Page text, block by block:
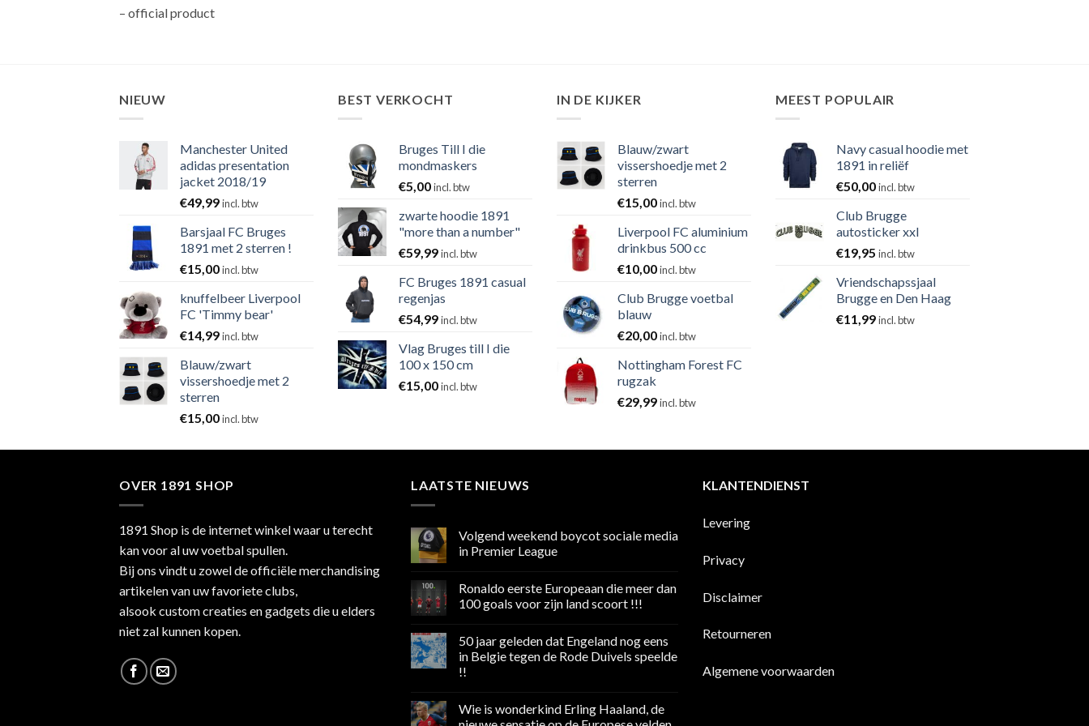
– official product
NIEUW
Manchester United
adidas presentation
jacket 2018/19
€49,99incl. btw
Barsjaal FC Bruges
1891 met 2 sterren !
€15,00incl. btw
knuffelbeer Liverpool
FC 'Timmy bear'
€14,99incl. btw
Blauw/zwart
vissershoedje met 2
sterren
€15,00incl. btw
BEST VERKOCHT
Bruges Till I die
mondmaskers
€5,00incl. btw
zwarte hoodie 1891
"more than a number"
€59,99incl. btw
FC Bruges 1891 casual
regenjas
€54,99incl. btw
Vlag Bruges till I die
100 x 150 cm
€15,00incl. btw
IN DE KIJKER
Blauw/zwart
vissershoedje met 2
sterren
€15,00incl. btw
Liverpool FC aluminium
drinkbus 500 cc
€10,00incl. btw
Club Brugge voetbal
blauw
€20,00incl. btw
Nottingham Forest FC
rugzak
€29,99incl. btw
MEEST POPULAIR
Navy casual hoodie met
1891 in reliëf
€50,00incl. btw
Club Brugge
autosticker xxl
€19,95 incl. btw
Vriendschapssjaal
Brugge en Den Haag
€11,99incl. btw
OVER 1891 SHOP
1891 Shop is de internet winkel waar u terecht
kan voor al uw voetbal spullen.
Bij ons vindt u zowel de officiële merchandising
artikelen van uw favoriete clubs,
alsook custom creaties en gadgets die u elders
niet zal kunnen kopen.
LAATSTE NIEUWS
Volgend weekend boycot sociale media
in Premier League
op
Volgend
weekend
media
in
Premier
League
Ronaldo eerste Europeaan die meer dan
100 goals voor zijn land scoort !!!
op
Ronaldo
eerste
Europeaan
dan
100
50 jaar geleden dat Engeland nog eens
in Belgie tegen de Rode Duivels speelde
!!
op
50
Wie is wonderkind Erling Haaland, de
KLANTENDIENST
Levering
Privacy
Disclaimer
Retourneren
Algemene voorwaarden